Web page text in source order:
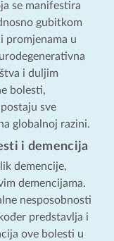
se manifestira
gubitkom
promjenama u
i duljim
bolesti,
sve
globalnoj razini.
i demencija
demencije,
demencijama.
nesposobnosti
predstavlja i
ove bolesti u